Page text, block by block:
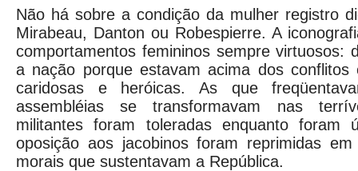
Não há sobre a condição da mulher registro
Mirabeau, Danton ou Robespierre. A
comportamentos femininos sempre virtuosos:
a nação porque estavam acima dos conflitos
caridosas e heróicas. As que
assembléias se transformavam nas
militantes foram toleradas enquanto foram
oposição aos jacobinos foram reprimidas
morais que sustentavam a República.